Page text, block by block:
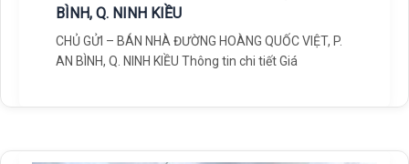
BÌNH, Q. NINH KIỀU
CHỦ GỬI – BÁN NHÀ ĐƯỜNG HOÀNG QUỐC VIỆT, P.
AN BÌNH, Q. NINH KIỀU Thông tin chi tiết Giá